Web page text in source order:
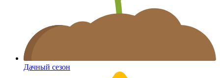
Дачный сезон